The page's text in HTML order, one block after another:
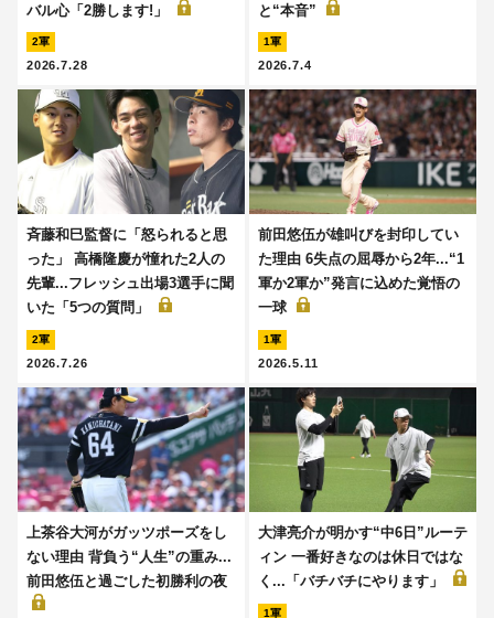
バル心「2勝します!」
2軍
2026.7.28
と“本音”
1軍
2026.7.4
斉藤和巳監督に「怒られると思
った」 高橋隆慶が憧れた2人の
先輩...フレッシュ出場3選手に聞
いた「5つの質問」
2軍
2026.7.26
前田悠伍が雄叫びを封印してい
た理由 6失点の屈辱から2年...“1
軍か2軍か”発言に込めた覚悟の
一球
1軍
2026.5.11
上茶谷大河がガッツポーズをし
ない理由 背負う“人生”の重み...
前田悠伍と過ごした初勝利の夜
大津亮介が明かす“中6日”ルーテ
ィン 一番好きなのは休日ではな
く...「バチバチにやります」
1軍